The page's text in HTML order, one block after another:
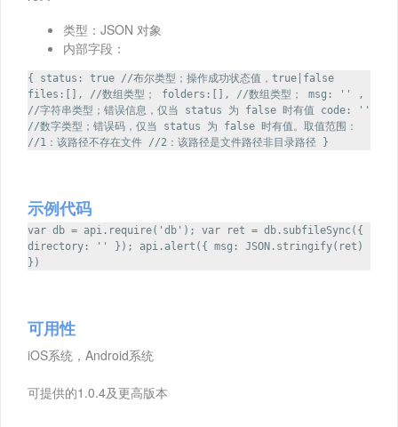
类型：JSON 对象
内部字段：
{ status: true //布尔类型；操作成功状态值，true|false
files:[], //数组类型； folders:[], //数组类型； msg: '' ,
//字符串类型；错误信息，仅当 status 为 false 时有值 code: ''
//数字类型；错误码，仅当 status 为 false 时有值。取值范围：
//1：该路径不存在文件 //2：该路径是文件路径非目录路径 }
示例代码
var db = api.require('db'); var ret = db.subfileSync({
directory: '' }); api.alert({ msg: JSON.stringify(ret)
})
可用性
iOS系统，Android系统
可提供的1.0.4及更高版本